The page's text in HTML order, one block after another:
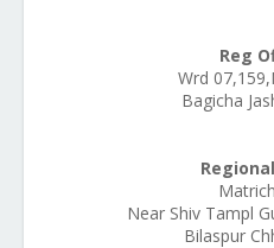
Reg
Wrd
Bagicha
Near Shiv Tampl
Bilaspur